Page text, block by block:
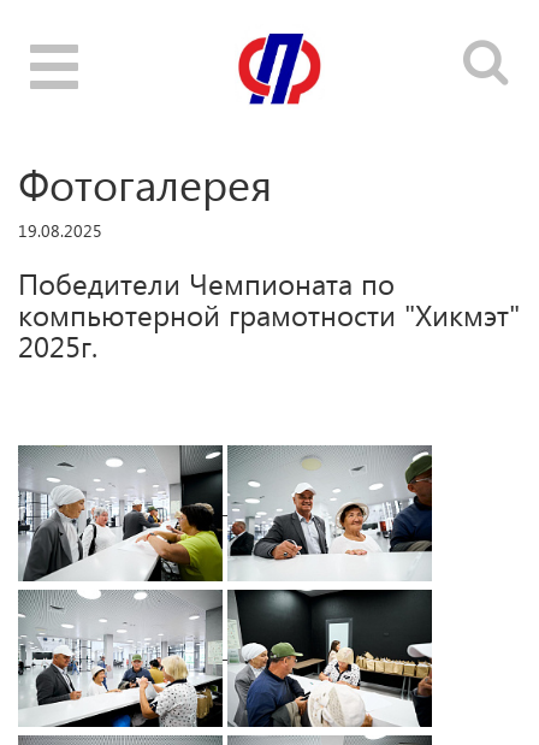
Toggle
navigation
Фотогалерея
19.08.2025
Победители Чемпионата по
компьютерной грамотности "Хикмэт"
2025г.